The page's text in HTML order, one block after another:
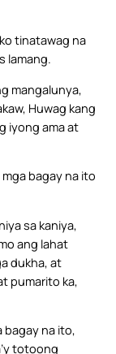
tinatawag na
lamang.
mangalunya,
Huwag kang
iyong ama at
bagay na ito
sa kaniya,
ang lahat
dukha, at
pumarito ka,
bagay na ito,
totoong